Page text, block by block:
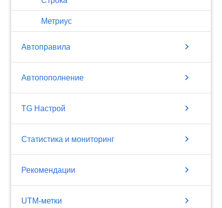
Метриус
Автоправила chevron_right
Автопополнение chevron_right
TG Настрой chevron_right
Статистика и мониторинг chevron_right
Рекомендации chevron_right
UTM-метки chevron_right